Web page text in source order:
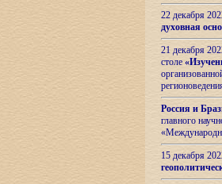
22 декабря
духовная
21 декабря
столе
Россия и
главного
15 декабря